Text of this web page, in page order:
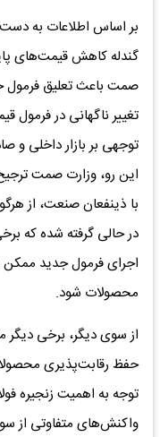
بر اساس اطلاعات به دست
گندله کاهش قیمت‌های پایه
صمت باعث تعلیق
تغییر ناگهانی در فرمول
توجهی بر بازار داخلی و
این رو، وزارت صمت
با ذینفعان صنعت، از
در حالی گرفته شده که
اجرای فرمول جدید
محصولات شود.
از سوی دیگر، برخی دیگر
حفظ رقابت‌‌‌پذیری
توجه به اهمیت زنجیره
واکنش‌‌‌های متفاوتی از